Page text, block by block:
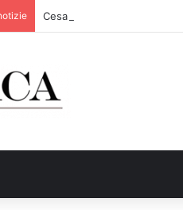
Cesana Torinese: il